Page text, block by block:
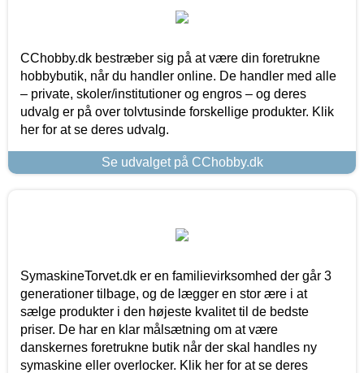
CChobby.dk bestræber sig på at være din foretrukne
hobbybutik, når du handler online. De handler med alle
– private, skoler/institutioner og engros – og deres
udvalg er på over tolvtusinde forskellige produkter. Klik
her for at se deres udvalg.
Se udvalget på CChobby.dk
SymaskineTorvet.dk er en familievirksomhed der går 3
generationer tilbage, og de lægger en stor ære i at
sælge produkter i den højeste kvalitet til de bedste
priser. De har en klar målsætning om at være
danskernes foretrukne butik når der skal handles ny
symaskine eller overlocker. Klik her for at se deres